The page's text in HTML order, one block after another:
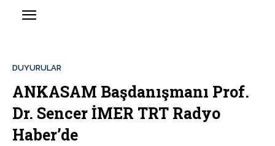
DUYURULAR
ANKASAM Başdanışmanı Prof.
Dr. Sencer İMER TRT Radyo
Haber’de